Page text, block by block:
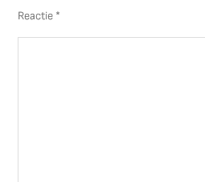
Reactie *